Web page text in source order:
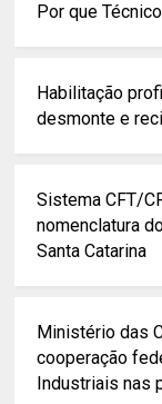
Por que
Habilitação
desmonte e
Sistema CFT/
nomenclatura
Santa Catarina
Ministério das
cooperação
Industriais nas